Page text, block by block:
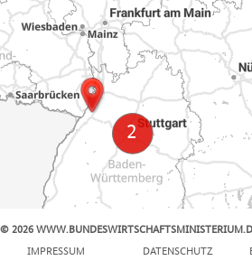
© 2026
IMPRESSUM
DATENSCHUTZ